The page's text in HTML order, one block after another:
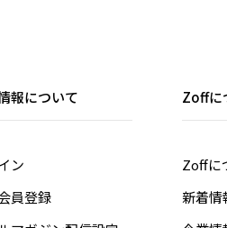
報について
ン
員登録
Zoffに
Zoffに
新着情